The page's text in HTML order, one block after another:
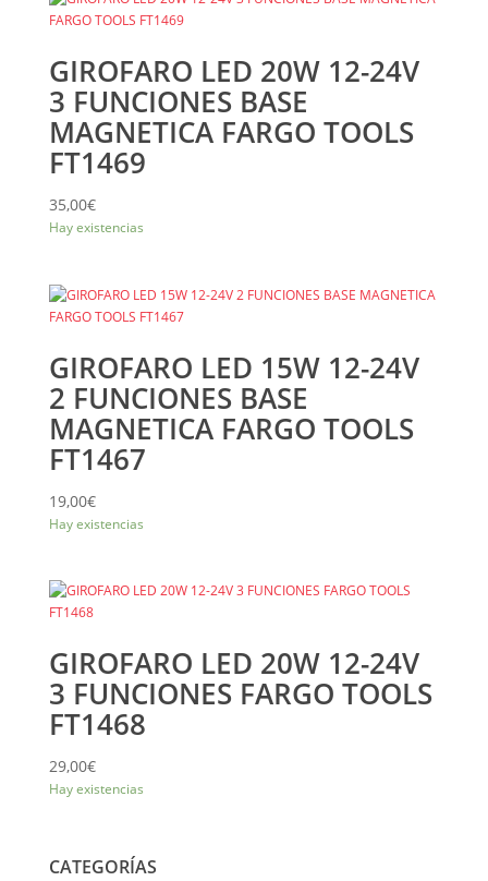
GIROFARO LED 20W 12-24V
3 FUNCIONES BASE
MAGNETICA FARGO TOOLS
FT1469
35,00€
Hay existencias
GIROFARO LED 15W 12-24V
2 FUNCIONES BASE
MAGNETICA FARGO TOOLS
FT1467
19,00€
Hay existencias
GIROFARO LED 20W 12-24V
3 FUNCIONES FARGO TOOLS
FT1468
29,00€
Hay existencias
CATEGORÍAS